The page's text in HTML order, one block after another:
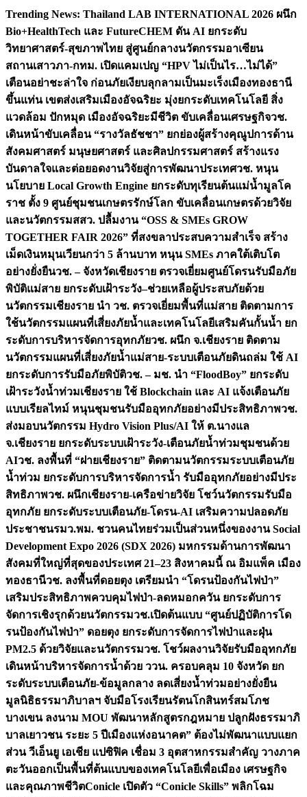
Skip
content
Trending News: Thailand LAB INTERNATIONAL 2026 ผนึก
Bio+HealthTech และ FutureCHEM ดัน AI ยกระดับ
วิทยาศาสตร์-สุขภาพไทย สู่ศูนย์กลางนวัตกรรมอาเซียน
สถานเสาวภา-กทม. เปิดแคมเปญ “HPV ไม่เป็นไร…ไม่ได้”
เตือนอย่าชะล่าใจ ก่อนภัยเงียบลุกลามเป็นมะเร็งเมืองทองธานี
ขึ้นแท่น เขตส่งเสริมเมืองอัจฉริยะ มุ่งยกระดับเทคโนโลยี สิ่ง
แวดล้อม ปักหมุด เมืองอัจฉริยะมีชีวิต ขับเคลื่อนเศรษฐกิจวช.
เดินหน้าขับเคลื่อน “รางวัลธัชชา” ยกย่องผู้สร้างคุณูปการด้าน
สังคมศาสตร์ มนุษยศาสตร์ และศิลปกรรมศาสตร์ สร้างแรง
บันดาลใจและต่อยอดงานวิจัยสู่การพัฒนาประเทศวช. หนุน
นโยบาย Local Growth Engine ยกระดับทุเรียนต้นแม่น้ำมูลโค
ราช ตั้ง 9 ศูนย์ชุมชนเกษตรรักษ์โลก ขับเคลื่อนเกษตรด้วยวิจัย
และนวัตกรรมสสว. ปลื้มงาน “OSS & SMEs GROW
TOGETHER FAIR 2026” ที่สงขลาประสบความสำเร็จ สร้าง
เม็ดเงินหมุนเวียนกว่า 5 ล้านบาท หนุน SMEs ภาคใต้เติบโต
อย่างยั่งยืนวช. – จังหวัดเชียงราย ตรวจเยี่ยมศูนย์โดรนรับมือภัย
พิบัติแม่สาย ยกระดับเฝ้าระวัง–ช่วยเหลือผู้ประสบภัยด้วย
นวัตกรรมเชียงราย นำ วช. ตรวจเยี่ยมพื้นที่แม่สาย ติดตามการ
ใช้นวัตกรรมแผนที่เสี่ยงภัยน้ำและเทคโนโลยีเสริมคันกั้นน้ำ ยก
ระดับการบริหารจัดการอุทกภัยวช. ผนึก จ.เชียงราย ติดตาม
นวัตกรรมแผนที่เสี่ยงภัยน้ำแม่สาย-ระบบเตือนภัยดินถล่ม ใช้ AI
ยกระดับการรับมือภัยพิบัติวช. – มช. นำ “FloodBoy” ยกระดับ
เฝ้าระวังน้ำท่วมเชียงราย ใช้ Blockchain และ AI แจ้งเตือนภัย
แบบเรียลไทม์ หนุนชุมชนรับมืออุทกภัยอย่างมีประสิทธิภาพวช.
ส่งมอบนวัตกรรม Hydro Vision Plus/AI ให้ ต.นางแล
จ.เชียงราย ยกระดับระบบเฝ้าระวัง-เตือนภัยน้ำท่วมชุมชนด้วย
AIวช. ลงพื้นที่ “ฝายเชียงราย” ติดตามนวัตกรรมระบบเตือนภัย
น้ำท่วม ยกระดับการบริหารจัดการน้ำ รับมืออุทกภัยอย่างมีประ
สิทธิภาพวช. ผนึกเชียงราย-เครือข่ายวิจัย โชว์นวัตกรรมรับมือ
อุทกภัย ยกระดับระบบเตือนภัย-โดรน-AI เสริมความปลอดภัย
ประชาชนรมว.พม. ชวนคนไทยร่วมเป็นส่วนหนึ่งของงาน Social
Development Expo 2026 (SDX 2026) มหกรรมด้านการพัฒนา
สังคมที่ใหญ่ที่สุดของประเทศ 21–23 สิงหาคมนี้ ณ อิมแพ็ค เมือง
ทองธานีวช. ลงพื้นที่ดอยตุง เตรียมนำ “โดรนป้องกันไฟป่า”
เสริมประสิทธิภาพควบคุมไฟป่า-ลดหมอกควัน ยกระดับการ
จัดการเชิงรุกด้วยนวัตกรรมวช.เปิดต้นแบบ “ศูนย์ปฏิบัติการโด
รนป้องกันไฟป่า” ดอยตุง ยกระดับการจัดการไฟป่าและฝุ่น
PM2.5 ด้วยวิจัยและนวัตกรรมวช. โชว์ผลงานวิจัยรับมืออุทกภัย
เดินหน้าบริหารจัดการน้ำด้วย ววน. ครอบคลุม 10 จังหวัด ยก
ระดับระบบเตือนภัย-ข้อมูลกลาง ลดเสี่ยงน้ำท่วมอย่างยั่งยืน
มูลนิธิธรรมาภิบาลฯ จับมือโรงเรียนรัตนโกสินทร์สมโภช
บางเขน ลงนาม MOU พัฒนาหลักสูตรกฎหมาย ปลูกฝังธรรมาภิ
บาลเยาวชน ระยะ 5 ปีเมืองแห่งอนาคต” ต้องไม่พัฒนาแบบแยก
ส่วน วีเอ็นยู เอเชีย แปซิฟิค เชื่อม 3 อุตสาหกรรมสำคัญ วางภาค
ตะวันออกเป็นพื้นที่ต้นแบบของเทคโนโลยีเพื่อเมือง เศรษฐกิจ
และคุณภาพชีวิตConicle เปิดตัว “Conicle Skills” พลิกโฉม